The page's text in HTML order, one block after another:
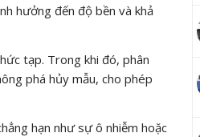
hưởng đến độ bền và khả
tạp. Trong khi đó, phân
phá hủy mẫu, cho phép
hạn như sự ô nhiễm hoặc